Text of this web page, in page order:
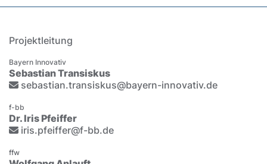
Projektleitung
Bayern Innovativ
Sebastian Transiskus
sebastian.transiskus@bayern-innovativ.de
f-bb
Dr. Iris Pfeiffer
iris.pfeiffer@f-bb.de
ffw